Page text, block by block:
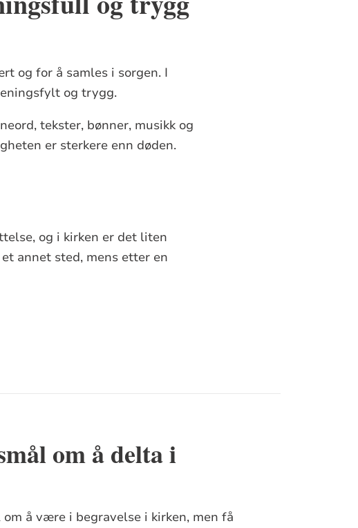
og for å samles i sorgen. I
og trygg.
tekster, bønner, musikk og
er sterkere enn døden.
og i kirken er det liten
annet sted, mens etter en
om å delta i
å være i begravelse i kirken, men få